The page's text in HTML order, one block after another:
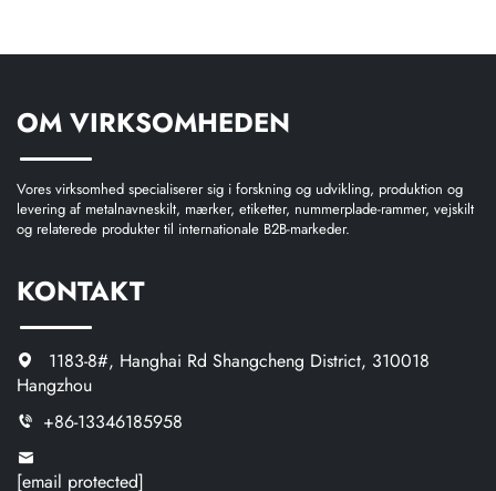
OM VIRKSOMHEDEN
Vores virksomhed specialiserer sig i forskning og udvikling, produktion og
levering af metalnavneskilt, mærker, etiketter, nummerplade-rammer, vejskilt
og relaterede produkter til internationale B2B-markeder.
KONTAKT
1183-8#, Hanghai Rd Shangcheng District, 310018
Hangzhou
+86-13346185958
[email protected]